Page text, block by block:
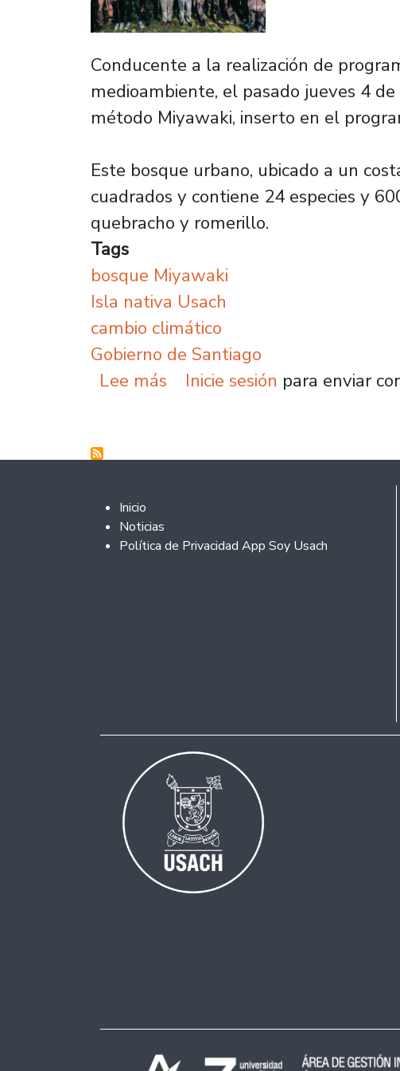
Conducente a la realización de
medioambiente, el pasado jueves 4
método Miyawaki, inserto en el
Este bosque urbano, ubicado a un
cuadrados y contiene 24 especies y
quebracho y romerillo.
Tags
bosque Miyawaki
Isla nativa Usach
cambio climático
Gobierno de Santiago
Lee más sobre Universidad de
Inicie sesión para enviar
Footer 2
Inicio
Noticias
Política de Privacidad App Soy Usach